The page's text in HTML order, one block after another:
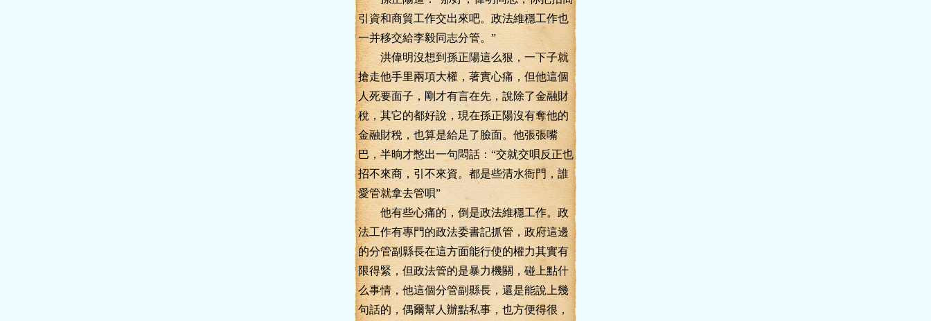
引資和商貿工作交出來吧。政法維穩工作也
一并移交給李毅同志分管。”
洪偉明沒想到孫正陽這么狠，一下子就
搶走他手里兩項大權，著實心痛，但他這個
人死要面子，剛才有言在先，說除了金融財
稅，其它的都好說，現在孫正陽沒有奪他的
金融財稅，也算是給足了臉面。他張張嘴
巴，半晌才憋出一句悶話：“交就交唄反正也
招不來商，引不來資。都是些清水衙門，誰
愛管就拿去管唄”
他有些心痛的，倒是政法維穩工作。政
法工作有專門的政法委書記抓管，政府這邊
的分管副縣長在這方面能行使的權力其實有
限得緊，但政法管的是暴力機關，碰上點什
么事情，他這個分管副縣長，還是能說上幾
句話的，偶爾幫人辦點私事，也方便得很，